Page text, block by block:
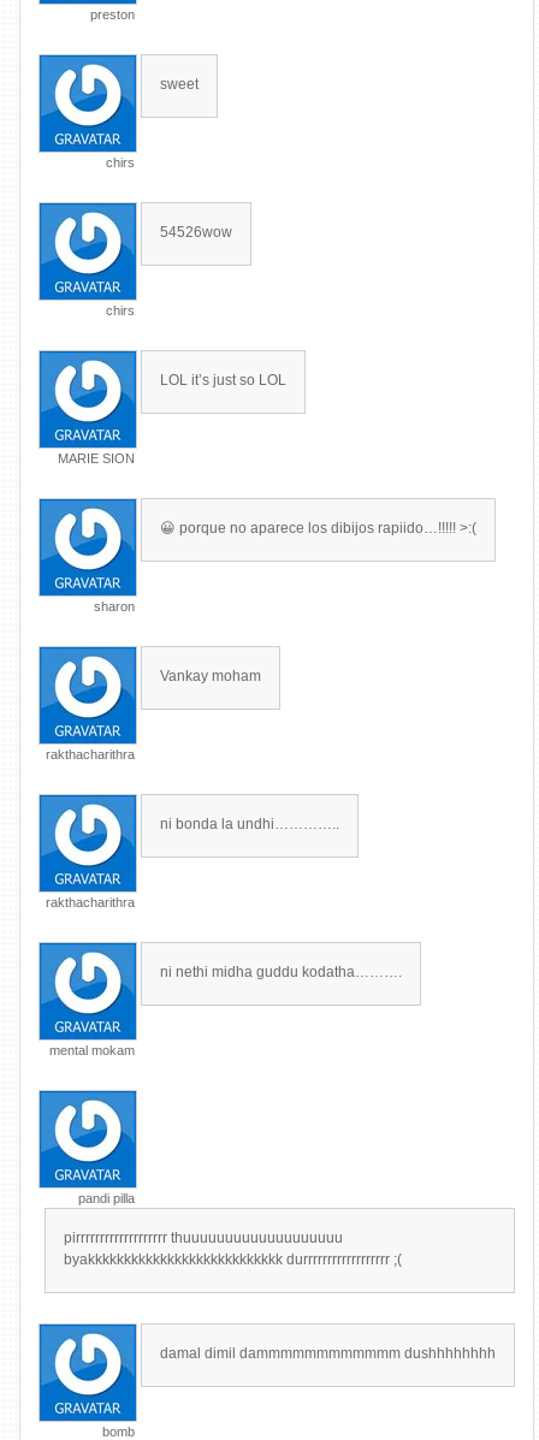
preston
chirs
sweet
chirs
54526wow
MARIE SION
LOL it’s just so LOL
sharon
😀 porque no aparece los dibijos rapiido…!!!!! >:(
rakthacharithra
Vankay moham
rakthacharithra
ni bonda la undhi…………..
mental mokam
ni nethi midha guddu kodatha……….
pandi pilla
pirrrrrrrrrrrrrrrrrrr thuuuuuuuuuuuuuuuuuuu
byakkkkkkkkkkkkkkkkkkkkkkkkkkk durrrrrrrrrrrrrrrrrr ;(
bomb
damal dimil dammmmmmmmmmmm dushhhhhhhh